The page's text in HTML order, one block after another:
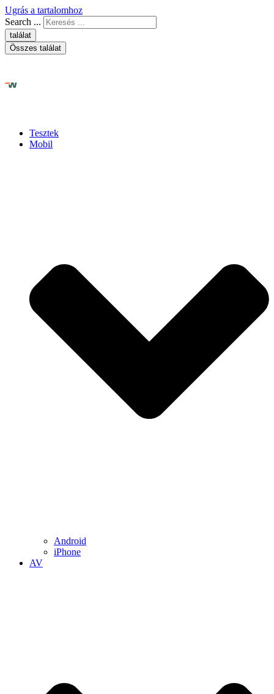
Ugrás a tartalomhoz
Search ...
találat
Összes találat
Tesztek
Mobil
Android
iPhone
AV